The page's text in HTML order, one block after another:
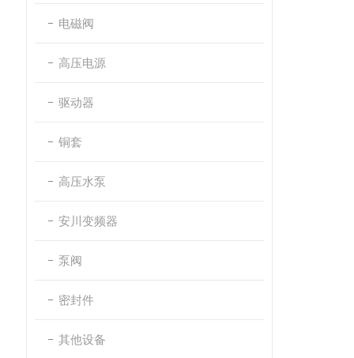
电磁阀
高压电源
驱动器
铜套
高压水泵
安川变频器
泵阀
密封件
其他设备